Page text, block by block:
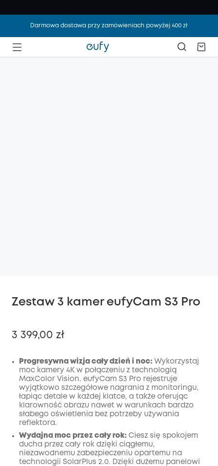
Darmowa dostawa przy zamówieniach powyżej 400 zł
Zestaw 3 kamer eufyCam S3 Pro
3 399,00 zł
Wyłączony
Kod:
KOPIA
Progresywna wizja cały dzień i noc: Wykorzystaj
moc kamery 4K w połączeniu z technologią
MaxColor Vision. eufyCam S3 Pro rejestruje
wyjątkowo szczegółowe nagrania z monitoringu,
łapiąc detale w każdej klatce, a także oferując
klarowność obrazu nawet w warunkach bardzo
słabego oświetlenia bez potrzeby używania
reflektora.
Wydajna moc przez cały rok: Ciesz się spokojem
ducha przez cały rok dzięki ciągłemu,
niezawodnemu zabezpieczeniu opartemu na
technologii SolarPlus 2.0. Dzięki dużemu panelowi